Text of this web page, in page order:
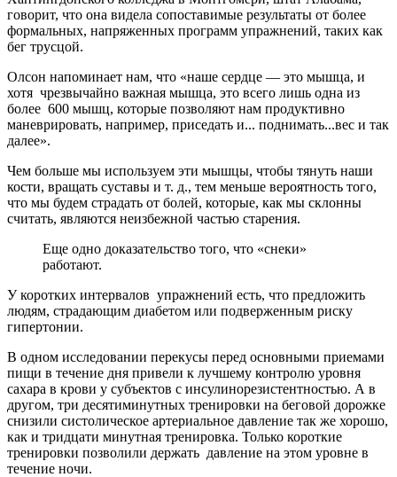
говорит, что она видела сопоставимые результаты от более
формальных, напряженных программ упражнений, таких как
бег трусцой.
Олсон напоминает нам, что «наше сердце — это мышца, и
хотя чрезвычайно важная мышца, это всего лишь одна из
более 600 мышц, которые позволяют нам продуктивно
маневрировать, например, приседать и... поднимать...вес и так
далее».
Чем больше мы используем эти мышцы, чтобы тянуть наши
кости, вращать суставы и т. д., тем меньше вероятность того,
что мы будем страдать от болей, которые, как мы склонны
считать, являются неизбежной частью старения.
Еще одно доказательство того, что «снеки»
работают.
У коротких интервалов упражнений есть, что предложить
людям, страдающим диабетом или подверженным риску
гипертонии.
В одном исследовании перекусы перед основными приемами
пищи в течение дня привели к лучшему контролю уровня
сахара в крови у субъектов с инсулинорезистентностью. А в
другом, три десятиминутных тренировки на беговой дорожке
снизили систолическое артериальное давление так же хорошо,
как и тридцати минутная тренировка. Только короткие
тренировки позволили держать давление на этом уровне в
течение ночи.